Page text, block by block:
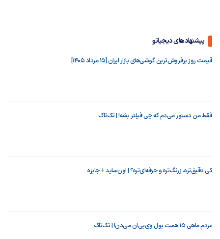
پیشنهادهای دیجیاتو
قیمت روز پرفروش‌ترین گوشی‌های بازار ایران [15 مرداد 1405]
فقط من دستور می‌دم که چی فیلتر بشه! | تک‌تاک
کی دقیق‌تره، زرنگ‌تره و حرفه‌ای‌تره؟ | اون‌ساید + جایزه
مردم ماهی ۱۵ همت پول وی‌پی‌ان می‌دن! | تک‌تاک